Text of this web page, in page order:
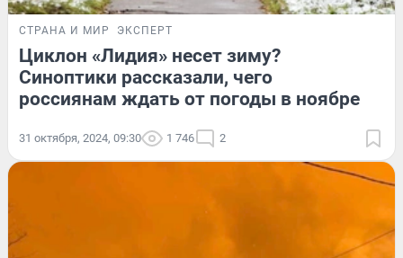
СТРАНА И МИР ЭКСПЕРТ
Циклон «Лидия» несет зиму?
Синоптики рассказали, чего
россиянам ждать от погоды в ноябре
31 октября, 2024, 09:30 1 746 2